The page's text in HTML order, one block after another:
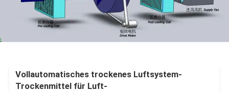
Vollautomatisches trockenes Luftsystem-
Trockenmittel für Luft-